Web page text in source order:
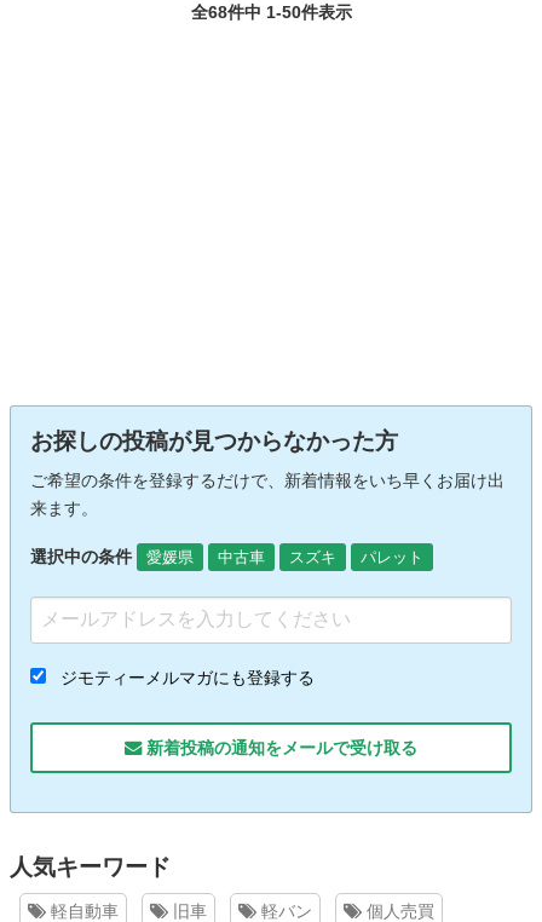
全68件中 1-50件表示
お探しの投稿が見つからなかった方
ご希望の条件を登録するだけで、新着情報をいち早くお届け出
来ます。
選択中の条件 愛媛県 中古車 スズキ パレット
ジモティーメルマガにも登録する
新着投稿の通知をメールで受け取る
人気キーワード
軽自動車 旧車 軽バン 個人売買